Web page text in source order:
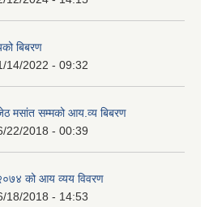
बिबरण
14/2022 - 09:32
मसांत सम्मको आय.व्य बिबरण
22/2018 - 00:39
को आय व्यय विवरण
18/2018 - 14:53